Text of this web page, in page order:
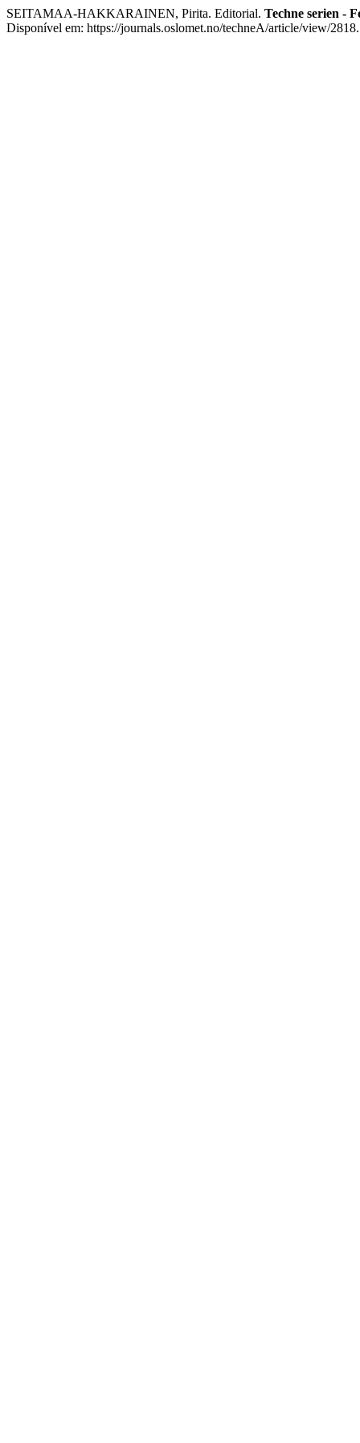
SEITAMAA-HAKKARAINEN, Pirita. Editorial. Techne serien -
Disponível em: https://journals.oslomet.no/techneA/article/view/